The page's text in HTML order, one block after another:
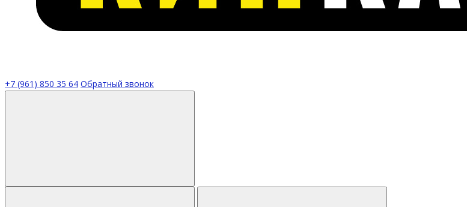
+7 (961) 850 35 64 Обратный звонок